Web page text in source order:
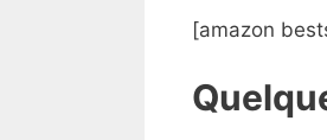
[amazon